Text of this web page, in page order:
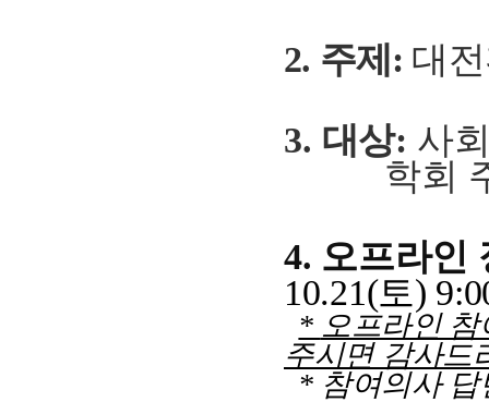
2. 주제: 대
3. 대상: 사
학회
4. 오프라인
10.21(토)
* 오프라인
주시면 감사드
* 참여의사 답